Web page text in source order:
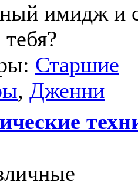
имидж и
Старшие
, Дженни